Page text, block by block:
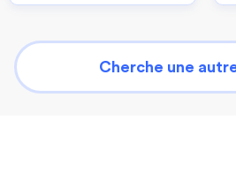
Cherche une